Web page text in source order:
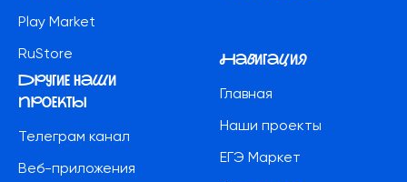
Play Market
RuStore
другие наши
проекты
Телеграм канал
Веб-приложения
Навигация
Главная
Наши проекты
ЕГЭ Маркет